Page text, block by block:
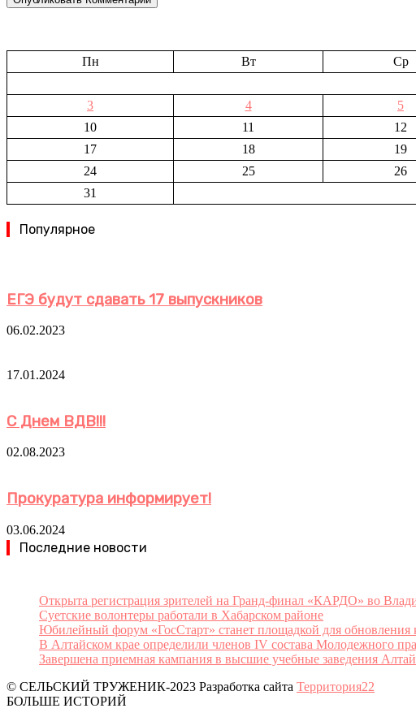
Пн
Вт Ср
3
4 5
10
11 12
17
18 19
24
25 26
31
Популярное
ЕГЭ будут сдавать 17 выпускников
06.02.2023
17.01.2024
С Днем ВДВ!!!
02.08.2023
Прокуратура информирует!
03.06.2024
Последние новости
Открыта регистрация зрителей на Гранд-финал «КАРДО» во
Суетские волонтеры работали в Хабарском районе
Юбилейный форум «ГосСтарт» станет площадкой для обновления
В Алтайском крае определили членов IV состава Молодежного
Завершена приемная кампания в высшие учебные заведения
© СЕЛЬСКИЙ ТРУЖЕНИК-2023 Разработка сайта Территория22
БОЛЬШЕ ИСТОРИЙ